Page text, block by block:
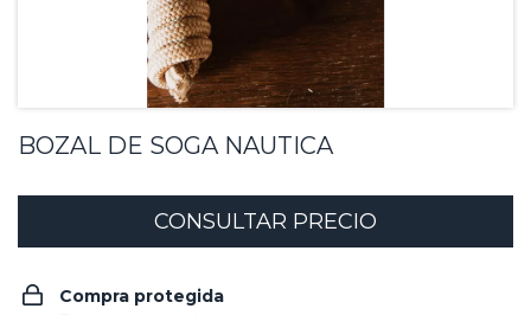
BOZAL DE SOGA NAUTICA
Compra protegida